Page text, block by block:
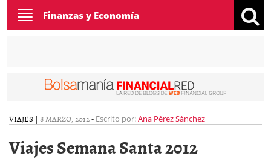
Toggle
navigation
Finanzas y Economía
VIAJES | 8 MARZO, 2012- Escrito por:Ana Pérez Sánchez
Viajes Semana Santa 2012